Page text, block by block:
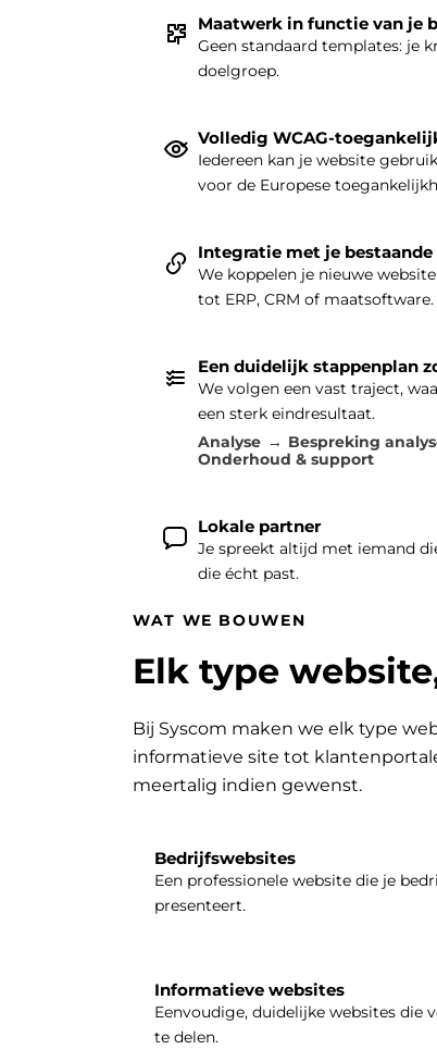
Maatwerk in functie van je
Geen standaard templates: je
doelgroep.
Volledig WCAG-
Iedereen kan je website
voor de Europese
Integratie met je
We koppelen je nieuwe
tot ERP, CRM of maatsoftware.
Een duidelijk stappenplan
We volgen een vast traject,
een sterk eindresultaat.
Analyse Bespreking
Onderhoud & support
Lokale partner
Je spreekt altijd met iemand
die écht past.
WAT WE BOUWEN
Elk type
Bij Syscom maken we elk type
informatieve site tot
meertalig indien gewenst.
Bedrijfswebsites
Een professionele website die je
presenteert.
Informatieve websites
Eenvoudige, duidelijke websites die
te delen.